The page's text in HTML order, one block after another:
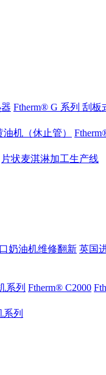
Ftherm® G 系列 刮板
机（休止管）
片状麦淇淋加工生产线
奶油机维修翻新 英国
系列 Ftherm® C2000
列